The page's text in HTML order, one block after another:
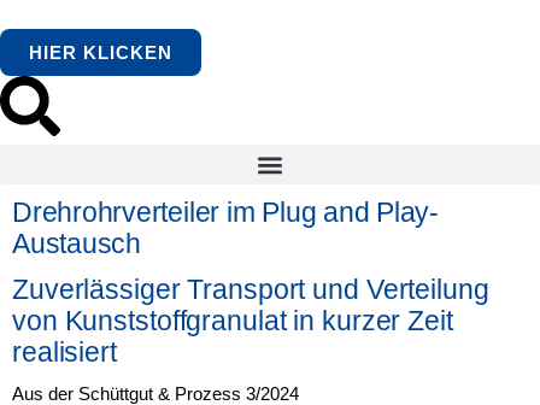
HIER KLICKEN
Drehrohrverteiler im Plug and Play-
Austausch
Zuverlässiger Transport und Verteilung
von Kunststoffgranulat in kurzer Zeit
realisiert
Aus der Schüttgut & Prozess 3/2024